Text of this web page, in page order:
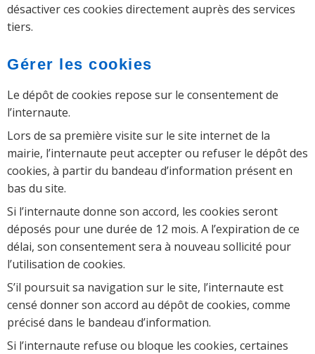
désactiver ces cookies directement auprès des services
tiers.
Gérer les cookies
Le dépôt de cookies repose sur le consentement de
l’internaute.
Lors de sa première visite sur le site internet de la
mairie, l’internaute peut accepter ou refuser le dépôt des
cookies, à partir du bandeau d’information présent en
bas du site.
Si l’internaute donne son accord, les cookies seront
déposés pour une durée de 12 mois. A l’expiration de ce
délai, son consentement sera à nouveau sollicité pour
l’utilisation de cookies.
S’il poursuit sa navigation sur le site, l’internaute est
censé donner son accord au dépôt de cookies, comme
précisé dans le bandeau d’information.
Si l’internaute refuse ou bloque les cookies, certaines